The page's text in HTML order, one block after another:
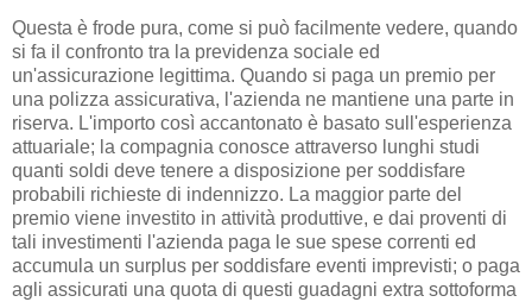
Questa è frode pura, come si può facilmente vedere, quando
si fa il confronto tra la previdenza sociale ed
un'assicurazione legittima. Quando si paga un premio per
una polizza assicurativa, l'azienda ne mantiene una parte in
riserva. L'importo così accantonato è basato sull'esperienza
attuariale; la compagnia conosce attraverso lunghi studi
quanti soldi deve tenere a disposizione per soddisfare
probabili richieste di indennizzo. La maggior parte del
premio viene investito in attività produttive, e dai proventi di
tali investimenti l'azienda paga le sue spese correnti ed
accumula un surplus per soddisfare eventi imprevisti; o paga
agli assicurati una quota di questi guadagni extra sottoforma